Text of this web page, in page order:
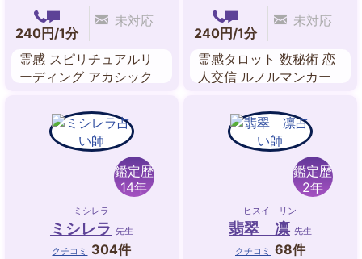
240円/1分
未対応
霊感 スピリチュアルリ
ーディング アカシック
ヒーリング サイカード
数秘術 東洋占星術
240円/1分
未対応
霊感タロット 数秘術 恋
人交信 ルノルマンカー
ド・リーディング ツイ
ンレイリーディング 波
動修正
鑑定歴
14年
ミシレラ
ミシレラ 先生
クチコミ
304件
鑑定歴
2年
ヒスイ リン
翡翠 凛 先生
クチコミ 68件